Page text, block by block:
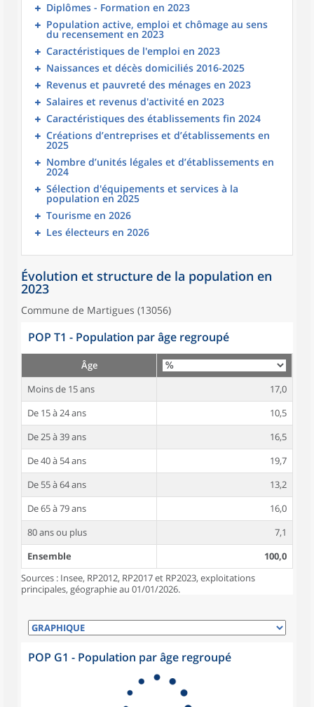
Diplômes - Formation en 2023
Population active, emploi et chômage au sens
du recensement en 2023
Caractéristiques de l'emploi en 2023
Naissances et décès domiciliés 2016-2025
Revenus et pauvreté des ménages en 2023
Salaires et revenus d'activité en 2023
Caractéristiques des établissements fin 2024
Créations d’entreprises et d’établissements en
2025
Nombre d’unités légales et d’établissements en
2024
Sélection d'équipements et services à la
population en 2025
Tourisme en 2026
Les électeurs en 2026
Évolution et structure de la population en
2023
Commune de Martigues (13056)
POP T1 - Population par âge regroupé
Âge
Moins de 15 ans
17,0
De 15 à 24 ans
10,5
De 25 à 39 ans
16,5
De 40 à 54 ans
19,7
De 55 à 64 ans
13,2
De 65 à 79 ans
16,0
80 ans ou plus
7,1
Ensemble
100,0
Sources : Insee, RP2012, RP2017 et RP2023, exploitations
principales, géographie au 01/01/2026.
POP G1 - Population par âge regroupé